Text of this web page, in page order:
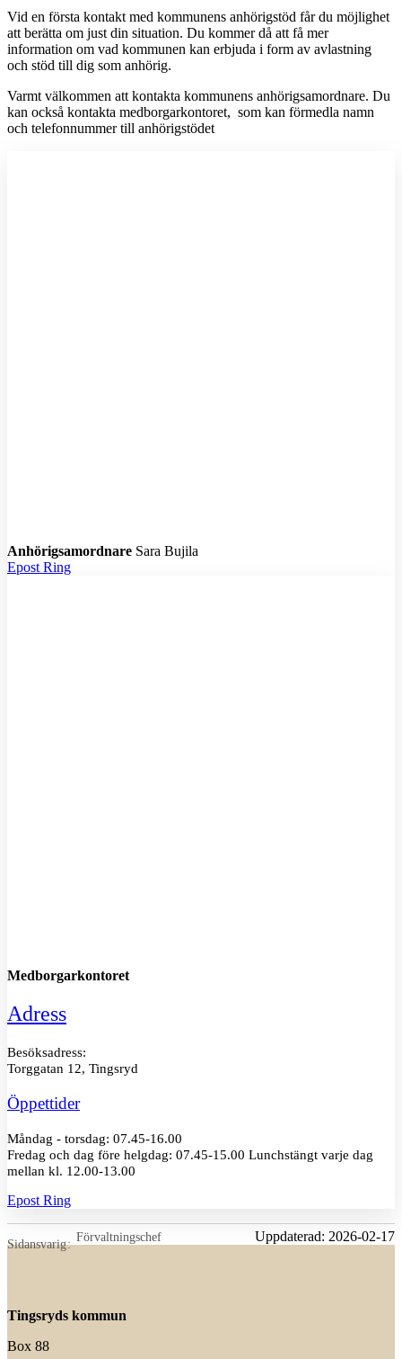
Vid en första kontakt med kommunens anhörigstöd får du möjlighet
att berätta om just din situation. Du kommer då att få mer
information om vad kommunen kan erbjuda i form av avlastning
och stöd till dig som anhörig.
Varmt välkommen att kontakta kommunens anhörigsamordnare. Du
kan också kontakta medborgarkontoret, som kan förmedla namn
och telefonnummer till anhörigstödet
Anhörigsamordnare Sara Bujila
Epost Ring
Medborgarkontoret
Adress
Besöksadress:
Torggatan 12, Tingsryd
Öppettider
Måndag - torsdag: 07.45-16.00
Fredag och dag före helgdag: 07.45-15.00 Lunchstängt varje dag
mellan kl. 12.00-13.00
Epost Ring
Förvaltningschef
Sidansvarig
Uppdaterad: 2026-02-17
Tingsryds kommun
Box 88